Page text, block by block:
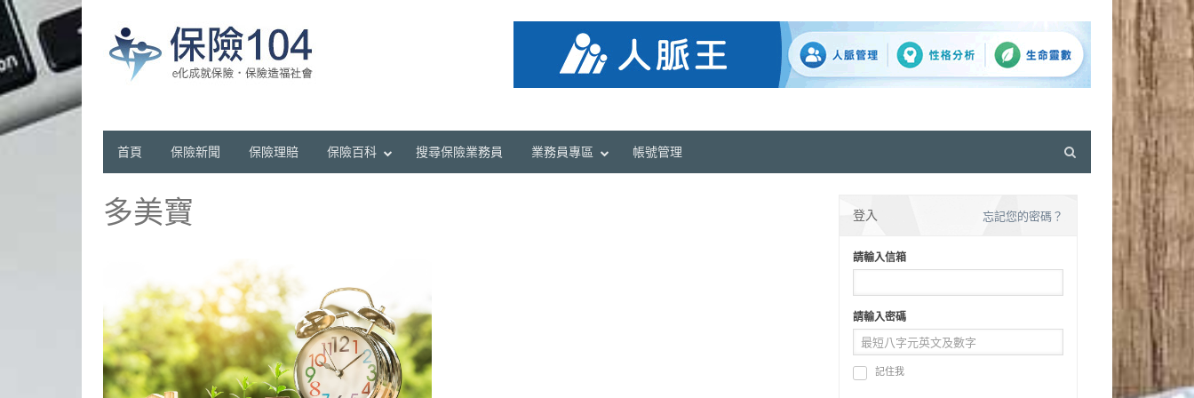
首頁 保險新聞 保險理賠 保險百科 搜尋保險業務員 業務員專區 帳號管理
多美寶 登入 忘記您的密碼？
請輸入信箱
請輸入密碼
記住我